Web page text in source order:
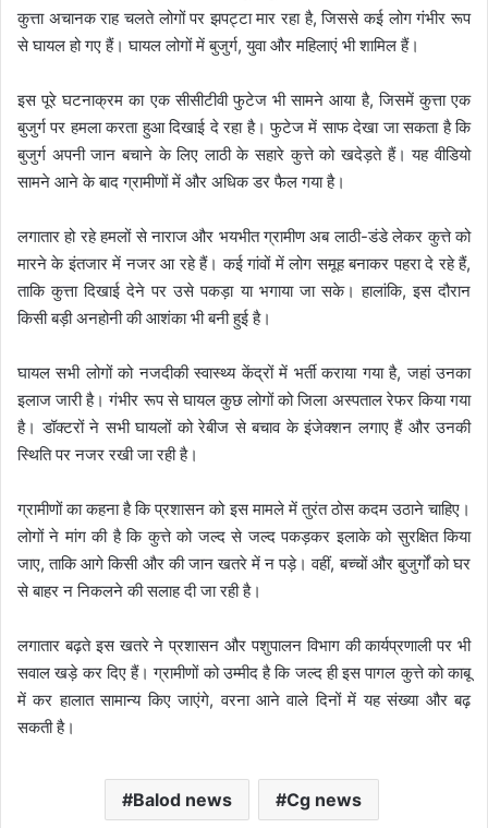
कुत्ता अचानक राह चलते लोगों पर झपट्टा मार रहा है, जिससे कई लोग गंभीर रूप
से घायल हो गए हैं। घायल लोगों में बुजुर्ग, युवा और महिलाएं भी शामिल हैं।
इस पूरे घटनाक्रम का एक सीसीटीवी फुटेज भी सामने आया है, जिसमें कुत्ता एक
बुजुर्ग पर हमला करता हुआ दिखाई दे रहा है। फुटेज में साफ देखा जा सकता है कि
बुजुर्ग अपनी जान बचाने के लिए लाठी के सहारे कुत्ते को खदेड़ते हैं। यह वीडियो
सामने आने के बाद ग्रामीणों में और अधिक डर फैल गया है।
लगातार हो रहे हमलों से नाराज और भयभीत ग्रामीण अब लाठी-डंडे लेकर कुत्ते को
मारने के इंतजार में नजर आ रहे हैं। कई गांवों में लोग समूह बनाकर पहरा दे रहे हैं,
ताकि कुत्ता दिखाई देने पर उसे पकड़ा या भगाया जा सके। हालांकि, इस दौरान
किसी बड़ी अनहोनी की आशंका भी बनी हुई है।
घायल सभी लोगों को नजदीकी स्वास्थ्य केंद्रों में भर्ती कराया गया है, जहां उनका
इलाज जारी है। गंभीर रूप से घायल कुछ लोगों को जिला अस्पताल रेफर किया गया
है। डॉक्टरों ने सभी घायलों को रेबीज से बचाव के इंजेक्शन लगाए हैं और उनकी
स्थिति पर नजर रखी जा रही है।
ग्रामीणों का कहना है कि प्रशासन को इस मामले में तुरंत ठोस कदम उठाने चाहिए।
लोगों ने मांग की है कि कुत्ते को जल्द से जल्द पकड़कर इलाके को सुरक्षित किया
जाए, ताकि आगे किसी और की जान खतरे में न पड़े। वहीं, बच्चों और बुजुर्गों को घर
से बाहर न निकलने की सलाह दी जा रही है।
लगातार बढ़ते इस खतरे ने प्रशासन और पशुपालन विभाग की कार्यप्रणाली पर भी
सवाल खड़े कर दिए हैं। ग्रामीणों को उम्मीद है कि जल्द ही इस पागल कुत्ते को काबू
में कर हालात सामान्य किए जाएंगे, वरना आने वाले दिनों में यह संख्या और बढ़
सकती है।
Balod news Cg news